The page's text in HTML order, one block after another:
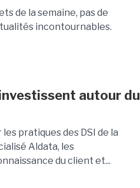
de la semaine, pas de
incontournables.
autour du
pratiques des DSI de la
Aldata, les
du client et...